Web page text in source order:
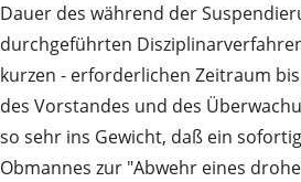
Dauer des während der
durchgeführten
kurzen - erforderlichen Zeitraum
des Vorstandes und des
so sehr ins Gewicht, daß ein
Obmannes zur "Abwehr eines